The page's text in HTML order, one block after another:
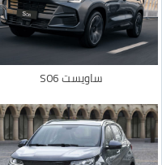
ساويست S06